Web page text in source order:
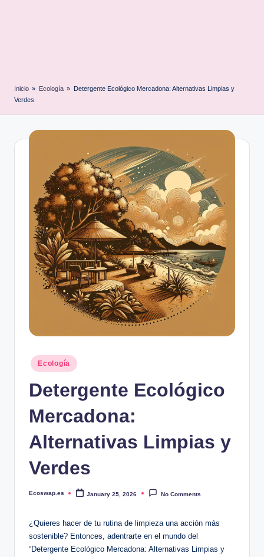
Inicio » Ecología » Detergente Ecológico Mercadona: Alternativas Limpias y
Verdes
Posted
in
Ecología
Detergente Ecológico
Mercadona:
Alternativas Limpias y
Verdes
Posted
Ecoswap.es January 25, 2026 No Comments
¿Quieres hacer de tu rutina de limpieza una acción más
sostenible? Entonces, adentrarte en el mundo del
“Detergente Ecológico Mercadona: Alternativas Limpias y